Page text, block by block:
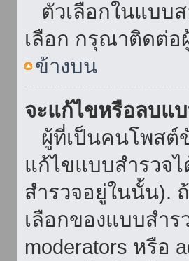
ตัวเลือกในแบบ
เลือก กรุณาติดต่อ
ข้างบน
จะแก้ไขหรือลบแ
ผู้ที่เป็นคนโพสต์ข้
แก้ไขแบบสำรวจ
สำรวจอยู่ในนั้น).
เลือกของแบบสำ
moderators หรือ